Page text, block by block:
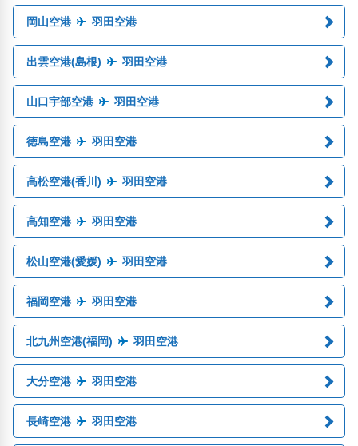
岡山空港 羽田空港
出雲空港(島根) 羽田空港
山口宇部空港 羽田空港
徳島空港 羽田空港
高松空港(香川) 羽田空港
高知空港 羽田空港
松山空港(愛媛) 羽田空港
福岡空港 羽田空港
北九州空港(福岡) 羽田空港
大分空港 羽田空港
長崎空港 羽田空港